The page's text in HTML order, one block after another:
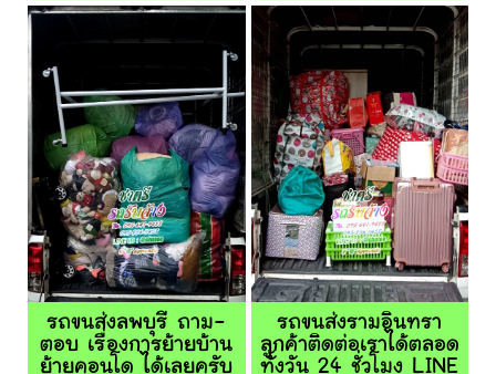
รถขนส่งลพบุรี ถาม-
ตอบ เรื่องการย้ายบ้าน
ย้ายคอนโด ได้เลยครับ
รถขนส่งรามอินทรา
ลูกค้าติดต่อเราได้ตลอด
ทั้งวัน 24 ชั่วโมง LINE